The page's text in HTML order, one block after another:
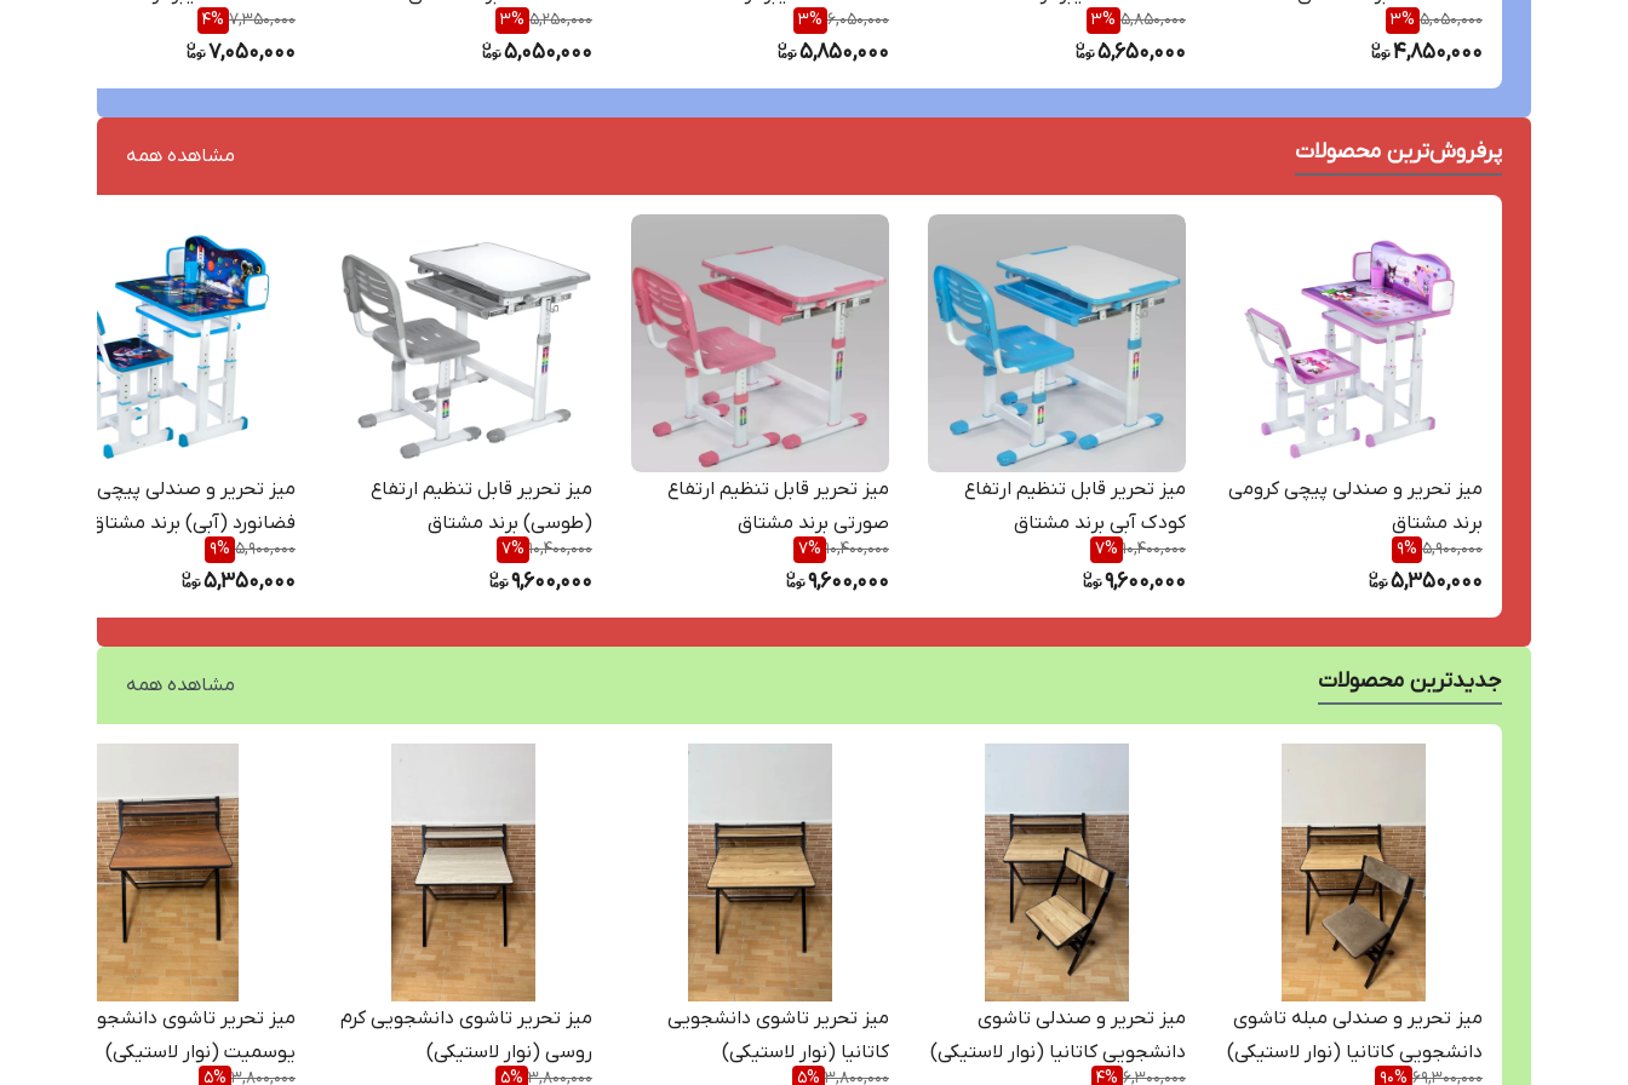
5,050,000
3%
4,850,000
5,850,000
3%
5,650,000
6,050,000
3%
5,850,000
5,250,000
3%
5,050,000
7,350,000
4%
7,050,000
پرفروش‌ترین محصولات مشاهده همه
میز تحریر و صندلی پیچی کرومی
برند مشتاق
5,900,000
9%
5,350,000
میز تحریر قابل تنظیم ارتفاع
کودک آبی برند مشتاق
10,400,000
7%
9,600,000
میز تحریر قابل تنظیم ارتفاع
صورتی برند مشتاق
10,400,000
7%
9,600,000
میز تحریر قابل تنظیم ارتفاع
(طوسی) برند مشتاق
10,400,000
7%
9,600,000
میز تحریر و صندلی پیچی
فضانورد (آبی) برند مشتاق
5,900,000
9%
5,350,000
جدیدترین محصولات مشاهده همه
میز تحریر و صندلی مبله تاشوی
دانشجویی کاتانیا (نوار لاستیکی)
69,300,000
90%
میز تحریر و صندلی تاشوی
دانشجویی کاتانیا (نوار لاستیکی)
6,300,000
4%
میز تحریر تاشوی دانشجویی
کاتانیا (نوار لاستیکی)
3,800,000
5%
میز تحریر تاشوی دانشجویی کرم
روسی (نوار لاستیکی)
3,800,000
5%
میز تحریر تاشوی دانشجویی
یوسمیت (نوار لاستیکی)
3,800,000
5%